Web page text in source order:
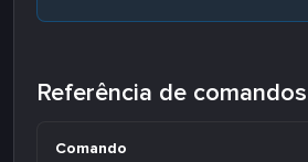
Referência de comandos
Comando